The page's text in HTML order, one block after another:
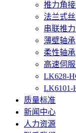
推力角
法兰式
串联推
薄壁轴承
柔性轴承
高速伺
LK628-
LK6101-
质量标准
新闻中心
人力资源